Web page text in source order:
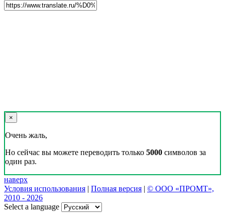
×
Очень жаль,
Но сейчас вы можете переводить только 5000 символов за
один раз.
наверх
Условия использования | Полная версия | © ООО «ПРОМТ»,
2010 - 2026
Select a language